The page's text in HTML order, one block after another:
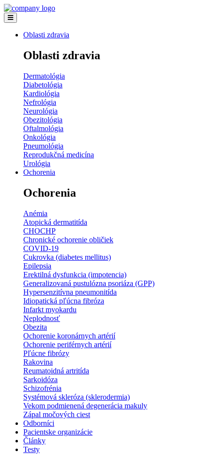
Oblasti zdravia
Oblasti zdravia
Dermatológia
Diabetológia
Kardiológia
Nefrológia
Neurológia
Obezitológia
Oftalmológia
Onkológia
Pneumológia
Reprodukčná medicína
Urológia
Ochorenia
Ochorenia
Anémia
Atopická dermatitída
CHOCHP
Chronické ochorenie obličiek
COVID-19
Cukrovka (diabetes mellitus)
Epilepsia
Erektilná dysfunkcia (impotencia)
Generalizovaná pustulózna psoriáza (GPP)
Hypersenzitívna pneumonitída
Idiopatická pľúcna fibróza
Infarkt myokardu
Neplodnosť
Obezita
Ochorenie koronárnych artérií
Ochorenie periférnych artérií
Pľúcne fibrózy
Rakovina
Reumatoidná artritída
Sarkoidóza
Schizofrénia
Systémová skleróza (sklerodermia)
Vekom podmienená degenerácia makuly
Zápal močových ciest
Odborníci
Pacientske organizácie
Články
Testy